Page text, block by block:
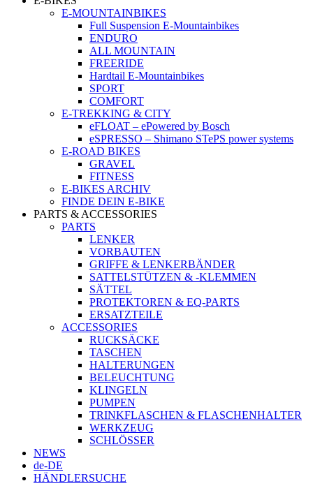
E-MOUNTAINBIKES
Full Suspension E-Mountainbikes
ENDURO
ALL MOUNTAIN
FREERIDE
Hardtail E-Mountainbikes
SPORT
COMFORT
E-TREKKING & CITY
eFLOAT – ePowered by Bosch
eSPRESSO – Shimano STePS power systems
E-ROAD BIKES
GRAVEL
FITNESS
E-BIKES ARCHIV
FINDE DEIN E-BIKE
PARTS & ACCESSORIES
PARTS
LENKER
VORBAUTEN
GRIFFE & LENKERBÄNDER
SATTELSTÜTZEN & -KLEMMEN
SÄTTEL
PROTEKTOREN & EQ-PARTS
ERSATZTEILE
ACCESSORIES
RUCKSÄCKE
TASCHEN
HALTERUNGEN
BELEUCHTUNG
KLINGELN
PUMPEN
TRINKFLASCHEN & FLASCHENHALTER
WERKZEUG
SCHLÖSSER
NEWS
de-DE
HÄNDLERSUCHE